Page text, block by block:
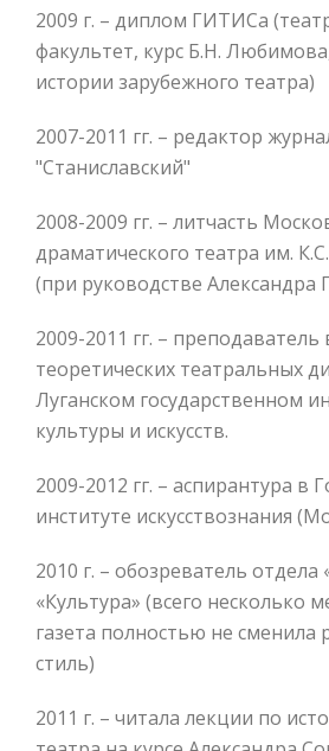
2009 г. – диплом ГИТИСа
факультет, курс Б.Н.
истории зарубежного театра)
2007-2011 гг. – редактор
"Станиславский"
2008-2009 гг. – литчасть
драматического театра им.
(при руководстве Александра
2009-2011 гг. –
теоретических театральных
Луганском государственном
культуры и искусств.
2009-2012 гг. – аспирантура в
институте искусствознания
2010 г. – обозреватель отдела
«Культура» (всего несколько
газета полностью не сменила
стиль)
2011 г. – читала лекции по